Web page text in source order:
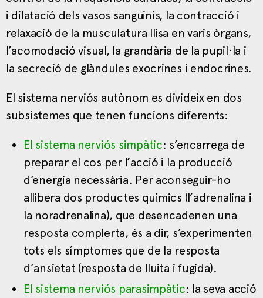
i dilatació dels vasos sanguinis, la contracció i
relaxació de la musculatura llisa en varis òrgans,
l’acomodació visual, la grandària de la pupil·la i
la secreció de glàndules exocrines i endocrines.
El sistema nerviós autònom es divideix en dos
subsistemes que tenen funcions diferents:
El sistema nerviós simpàtic: s’encarrega de
preparar el cos per l’acció i la producció
d’energia necessària. Per aconseguir-ho
allibera dos productes químics (l’adrenalina i
la noradrenalina), que desencadenen una
resposta complerta, és a dir, s’experimenten
tots els símptomes que de la resposta
d’ansietat (resposta de lluita i fugida).
El sistema nerviós parasimpàtic: la seva acció